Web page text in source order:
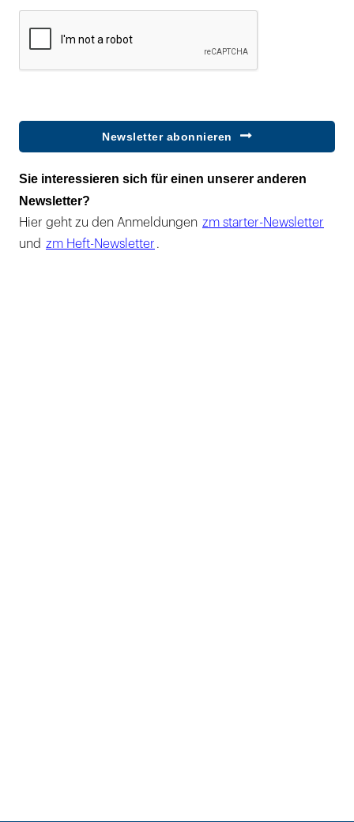
Newsletter abonnieren
Sie interessieren sich für einen unserer anderen
Newsletter?
Hier geht zu den Anmeldungen zm starter-Newsletter
und zm Heft-Newsletter .